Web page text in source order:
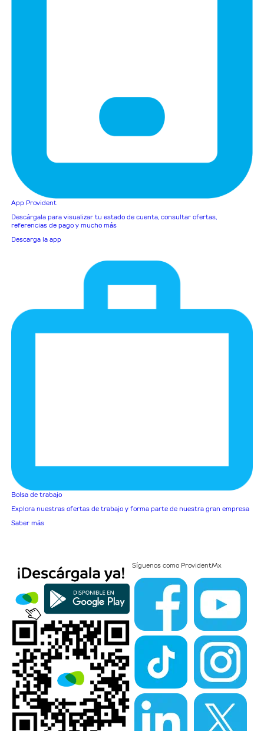
App Provident
Descárgala para visualizar tu estado de cuenta, consultar ofertas,
referencias de pago y mucho más
Descarga la app
Bolsa de trabajo
Explora nuestras ofertas de trabajo y forma parte de nuestra gran empresa
Saber más
Síguenos como ProvidentMx